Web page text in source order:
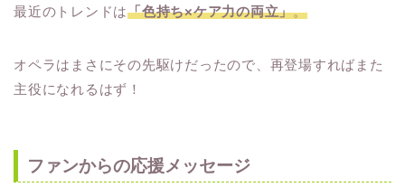
最近のトレンドは「色持ち×ケア力の両立」。
オペラはまさにその先駆けだったので、再登場すればまた
主役になれるはず！
ファンからの応援メッセージ